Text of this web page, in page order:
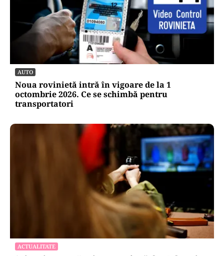
AUTO
Noua rovinietă intră în vigoare de la 1
octombrie 2026. Ce se schimbă pentru
transportatori
ACTUALITATE